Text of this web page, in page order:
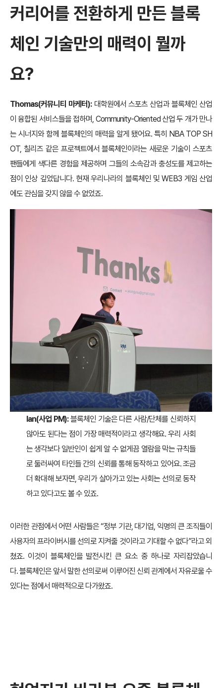
커리어를 전환하게 만든 블록
체인 기술만의 매력이 뭘까
요?
Thomas(커뮤니티 마케터): 대학원에서 스포츠 산업과 블록체인 산업
이 융합된 서비스들을 접하며, Community-Oriented 산업 두 개가 만나
는 시너지와 함께 블록체인의 매력을 알게 됐어요. 특히 NBA TOP SH
OT, 칠리즈 같은 프로젝트에서 블록체인이라는 새로운 기술이 스포츠
팬들에게 색다른 경험을 제공하며 그들의 소속감과 충성도를 제고하는
점이 인상 깊었답니다. 현재 우리나라의 블록체인 및 WEB3 게임 산업
에도 관심을 갖지 않을 수 없었죠.
Ian(사업 PM):블록체인 기술은 다른 사람/단체를 신뢰하지
않아도 된다는 점이 가장 매력적이라고 생각해요. 우리 사회
는 생각보다 일반인이 쉽게 알 수 없게끔 열람을 막는 규칙들
로 둘러싸여 타인들 간의 신뢰를 통해 동작하고 있어요. 조금
더 확대해 보자면, 우리가 살아가고 있는 사회는 선의로 동작
하고 있다고도 볼 수 있죠.
이러한 관점에서 어떤 사람들은 “정부 기관, 대기업, 익명의 큰 조직들이
사용자의 프라이버시를 선의로 지켜줄 것이라고 기대할 수 없다”라고 외
쳤죠. 이것이 블록체인을 발전시킨 큰 요소 중 하나로 자리잡았습니
다. 블록체인은 앞서 말한 선의로써 이루어진 신뢰 관계에서 자유로울 수
있다는 점에서 매력적으로 다가왔죠.